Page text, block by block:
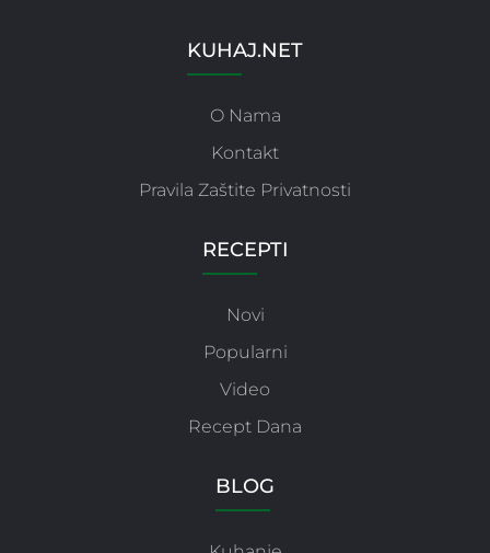
KUHAJ.NET
O Nama
Kontakt
Pravila Zaštite Privatnosti
RECEPTI
Novi
Popularni
Video
Recept Dana
BLOG